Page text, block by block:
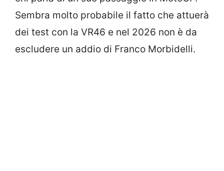
Sembra molto probabile il fatto che attuerà
dei test con la VR46 e nel 2026 non è da
escludere un addio di Franco Morbidelli.